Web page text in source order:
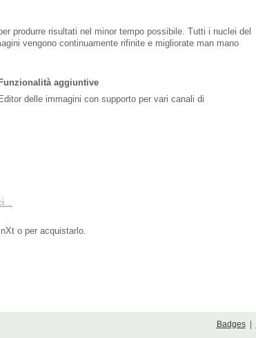
produrre risultati nel minor tempo possibile. Tutti i nuclei del
vengono continuamente rifinite e migliorate man mano
Funzionalità aggiuntive
delle immagini con supporto per vari canali di
o per acquistarlo.
Badges|